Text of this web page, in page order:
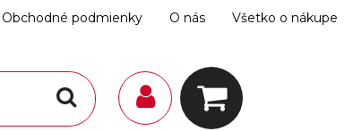
Obchodné podmienky O nás Všetko o nákupe